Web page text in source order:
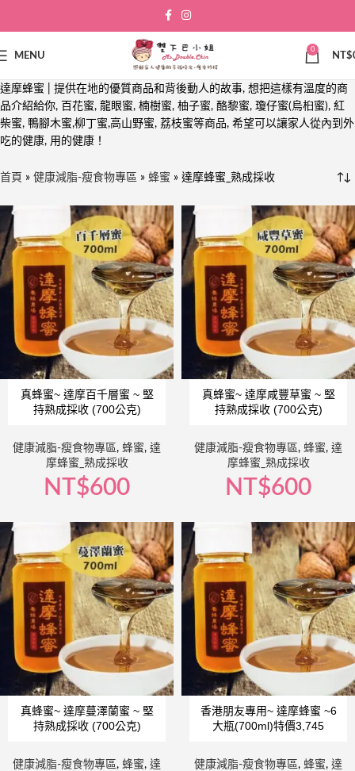
MENU
0
NT$
達摩蜂蜜 | 提供在地的優質商品和背後動人的故事, 想把這樣有溫度的商
品介紹給你, 百花蜜, 龍眼蜜, 楠樹蜜, 柚子蜜, 酪黎蜜, 瓊仔蜜(烏桕蜜), 紅
柴蜜, 鴨腳木蜜,柳丁蜜,高山野蜜, 荔枝蜜等商品, 希望可以讓家人從內到外
吃的健康, 用的健康！
首頁 » 健康減脂-瘦食物專區 » 蜂蜜 » 達摩蜂蜜_熟成採收
真蜂蜜~ 達摩百千層蜜 ~ 堅
持熟成採收 (700公克)
健康減脂-瘦食物專區, 蜂蜜, 達
摩蜂蜜_熟成採收
NT$600
真蜂蜜~ 達摩咸豐草蜜 ~ 堅
持熟成採收 (700公克)
健康減脂-瘦食物專區, 蜂蜜, 達
摩蜂蜜_熟成採收
NT$600
真蜂蜜~ 達摩蔓澤蘭蜜 ~ 堅
持熟成採收 (700公克)
健康減脂-瘦食物專區, 蜂蜜, 達
香港朋友專用~ 達摩蜂蜜 ~6
大瓶(700ml)特價3,745
健康減脂-瘦食物專區, 蜂蜜, 達